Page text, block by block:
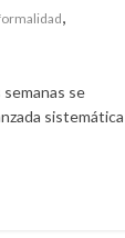
,
semanas se
sistemática